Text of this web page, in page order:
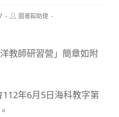
Post圖書館助理
教師研習營」簡章如附
年6月5日海科教字第